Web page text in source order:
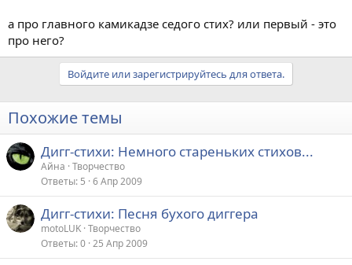
а про главного камикадзе седого стих? или первый - это
про него?
Войдите или зарегистрируйтесь для ответа.
Похожие темы
Дигг-стихи: Немного стареньких стихов...
Айна Творчество
Ответы 5 6 Апр 2009
Дигг-стихи: Песня бухого диггера
motoLUK Творчество
Ответы 0 25 Апр 2009